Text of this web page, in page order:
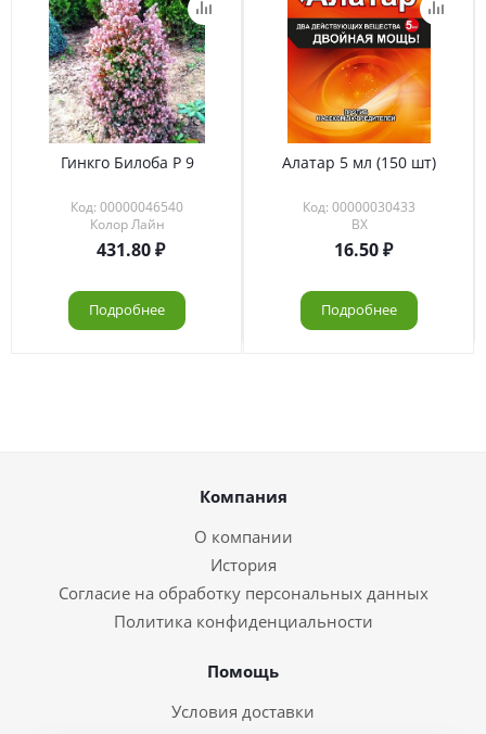
Гинкго Билоба Р 9
Код: 00000046540
Колор Лайн
431.80
Подробнее
Алатар 5 мл (150 шт)
Код: 00000030433
ВХ
16.50
Подробнее
Компания
О компании
История
Согласие на обработку персональных данных
Политика конфиденциальности
Помощь
Условия доставки